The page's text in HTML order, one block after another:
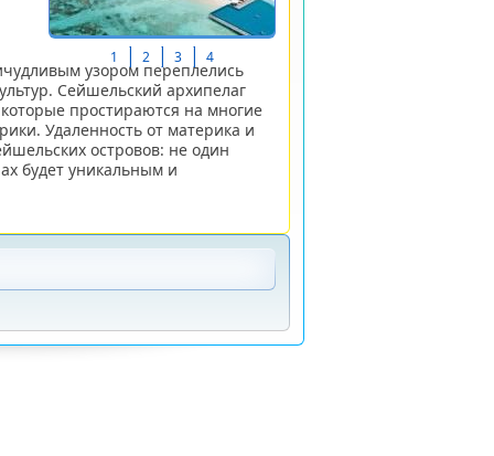
1 2 3 4
узором переплелись
Сейшельский архипелаг
простираются на многие
Удаленность от материка и
островов: не один
будет уникальным и